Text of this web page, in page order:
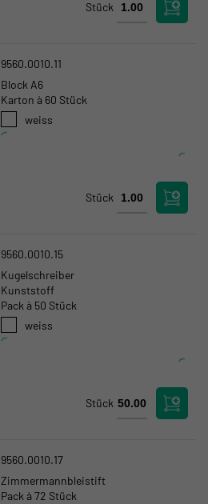
Stück
9560.0010.11
Block A6
Karton à 60 Stück
weiss
Stück
9560.0010.15
Kugelschreiber
Kunststoff
Pack à 50 Stück
weiss
Stück
9560.0010.17
Zimmermannbleistift
Pack à 72 Stück